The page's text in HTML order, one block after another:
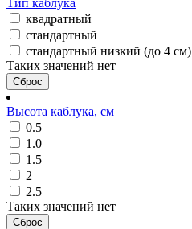
квадратный
стандартный
стандартный низкий (до 4 см)
Таких значений нет
Сброс
Высота каблука, см
0.5
1.0
1.5
2
2.5
Таких значений нет
Сброс